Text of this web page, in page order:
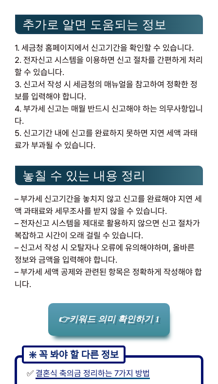
추가로 알면 도움되는 정보
1. 세금청 홈페이지에서 신고기간을 확인할 수 있습니다.
2. 전자신고 시스템을 이용하면 신고 절차를 간편하게 처리
할 수 있습니다.
3. 신고서 작성 시 세금청의 매뉴얼을 참고하여 정확한 정
보를 입력해야 합니다.
4. 부가세 신고는 매월 반드시 신고해야 하는 의무사항입니
다.
5. 신고기간 내에 신고를 완료하지 못하면 지연 세액 과태
료가 부과될 수 있습니다.
놓칠 수 있는 내용 정리
– 부가세 신고기간을 놓치지 않고 신고를 완료해야 지연 세
액 과태료와 세무조사를 받지 않을 수 있습니다.
– 전자신고 시스템을 제대로 활용하지 않으면 신고 절차가
복잡하고 시간이 오래 걸릴 수 있습니다.
– 신고서 작성 시 오탈자나 오류에 유의해야하며, 올바른
정보와 금액을 입력해야 합니다.
– 부가세 세액 공제와 관련된 항목은 정확하게 작성해야 합
니다.
👉키워드 의미 확인하기 1
✅ 결혼식 축의금 정리하는 7가지 방법